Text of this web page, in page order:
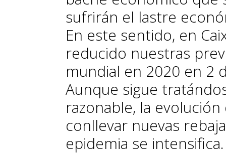
sufrirán el lastre
En este sentido, en
reducido nuestras
mundial en 2020 en 2
Aunque sigue
razonable, la
conllevar nuevas
epidemia se intensifica.